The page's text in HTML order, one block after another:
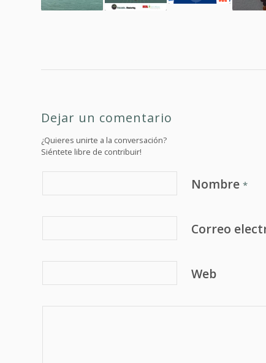
Dejar un comentario
¿Quieres unirte a la conversación?
Siéntete libre de contribuir!
Nombre *
Correo
Web